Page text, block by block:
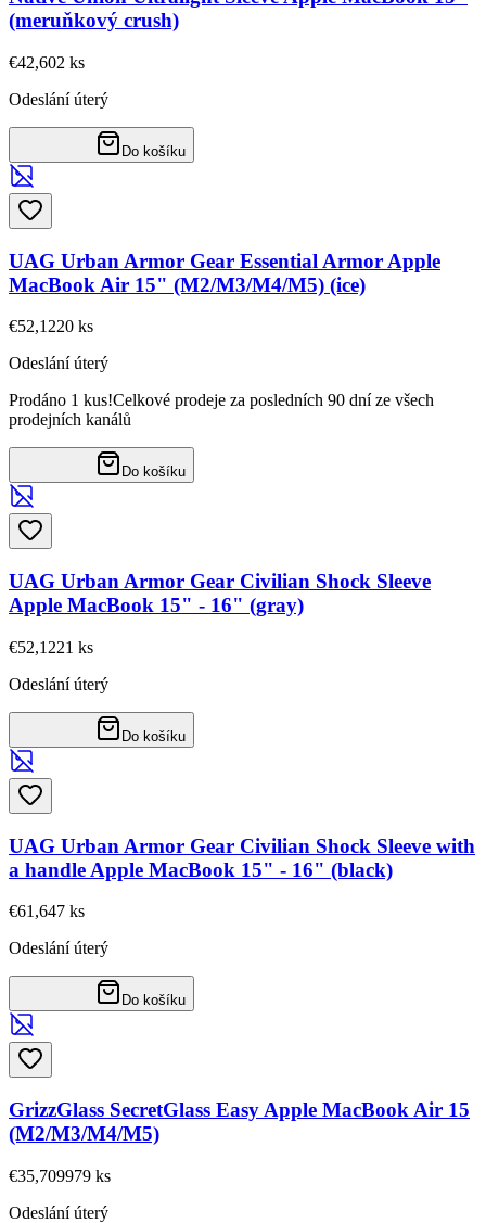
(meruňkový crush)
€42,602 ks
Odeslání úterý
Do košíku
UAG Urban Armor Gear Essential Armor Apple
MacBook Air 15" (M2/M3/M4/M5) (ice)
€52,1220 ks
Odeslání úterý
Prodáno 1 kus!Celkové prodeje za posledních 90 dní ze všech
prodejních kanálů
Do košíku
UAG Urban Armor Gear Civilian Shock Sleeve
Apple MacBook 15" - 16" (gray)
€52,1221 ks
Odeslání úterý
Do košíku
UAG Urban Armor Gear Civilian Shock Sleeve with
a handle Apple MacBook 15" - 16" (black)
€61,647 ks
Odeslání úterý
Do košíku
GrizzGlass SecretGlass Easy Apple MacBook Air 15
(M2/M3/M4/M5)
€35,709979 ks
Odeslání úterý